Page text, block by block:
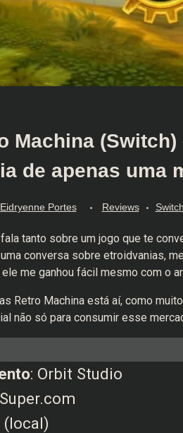
Machina
de apenas uma
Eidryenne Portes Reviews Switch
tanto sobre um jogo que te
conversa sobre etroidvanias,
me ganhou fácil mesmo com o
Retro Machina está aí, como
não só para consumir esse
: Orbit Studio
(local)